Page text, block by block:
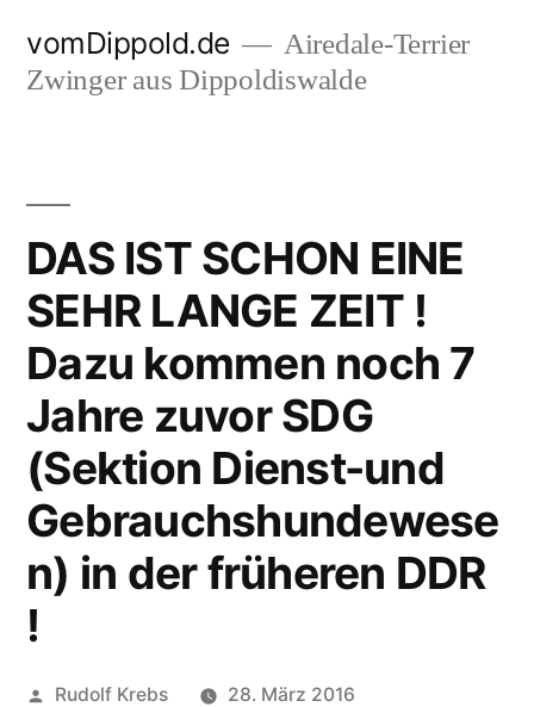
Inhalt
vomDippold.de
Airedale-Terrier
Zwinger aus Dippoldiswalde
DAS IST SCHON EINE
SEHR LANGE ZEIT !
Dazu kommen noch 7
Jahre zuvor SDG
(Sektion Dienst-und
Gebrauchshundewese
n) in der früheren DDR
!
Veröffentlicht
Rudolf Krebs 28. März 2016